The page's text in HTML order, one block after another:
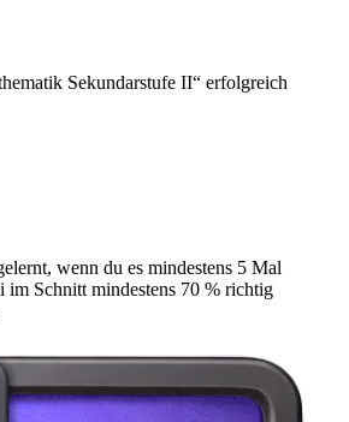
Sekundarstufe II“ erfolgreich
wenn du es mindestens 5 Mal
im Schnitt mindestens 70 % richtig